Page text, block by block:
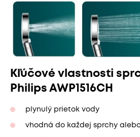
Kľúčové vlastnosti
Philips AWP1516CH
plynulý prietok vody
vhodná do každej sprchy